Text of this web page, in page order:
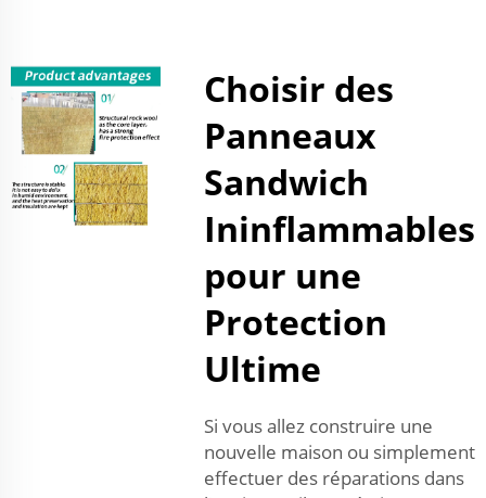
Choisir des
Panneaux
Sandwich
Ininflammables
pour une
Protection
Ultime
Si vous allez construire une
nouvelle maison ou simplement
effectuer des réparations dans